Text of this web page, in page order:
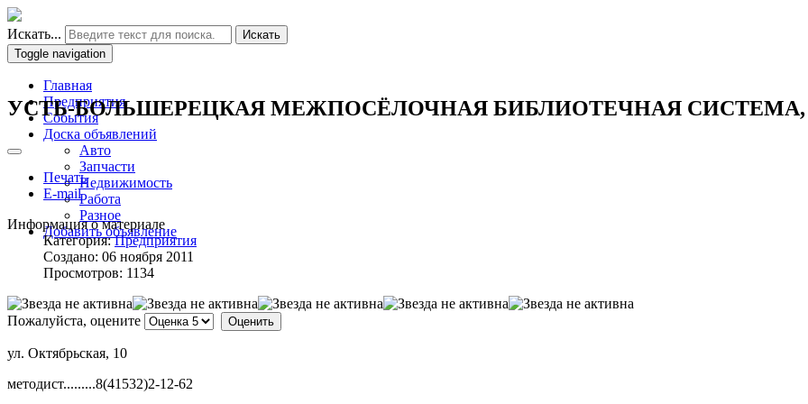
Искать...
Искать
Toggle navigation
Главная
Предприятия
События
Доска объявлений
Авто
Запчасти
Недвижимость
Работа
Разное
Добавить объявление
УСТЬ-БОЛЬШЕРЕЦКАЯ МЕЖПОСЁЛОЧНАЯ БИБЛИОТЕЧНАЯ
Печать
E-mail
Информация о материале
Категория:Предприятия
Создано: 06 ноября 2011
Просмотров: 1134
Пожалуйста, оцените
ул. Октябрьская, 10
методист.........8(41532)2-12-62